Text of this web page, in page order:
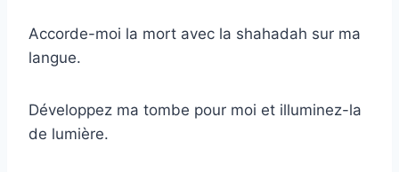
Accorde-moi la mort avec la shahadah sur ma
langue.
Développez ma tombe pour moi et illuminez-la
de lumière.